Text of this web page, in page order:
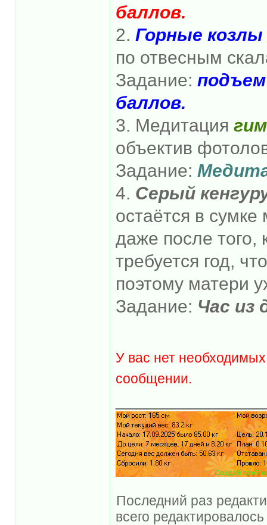
баллов.
2. Горные козлы
по отвесным
Задание:
баллов.
3. Медитация
объектив
Задание:
4. Серый
остаётся в
даже после того,
требуется год,
поэтому матери
Задание: Час из
У вас нет
сообщении.
Последний раз
всего